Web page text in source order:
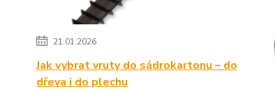
21.01.2026
Jak vybrat vruty do sádrokartonu – do
dřeva i do plechu